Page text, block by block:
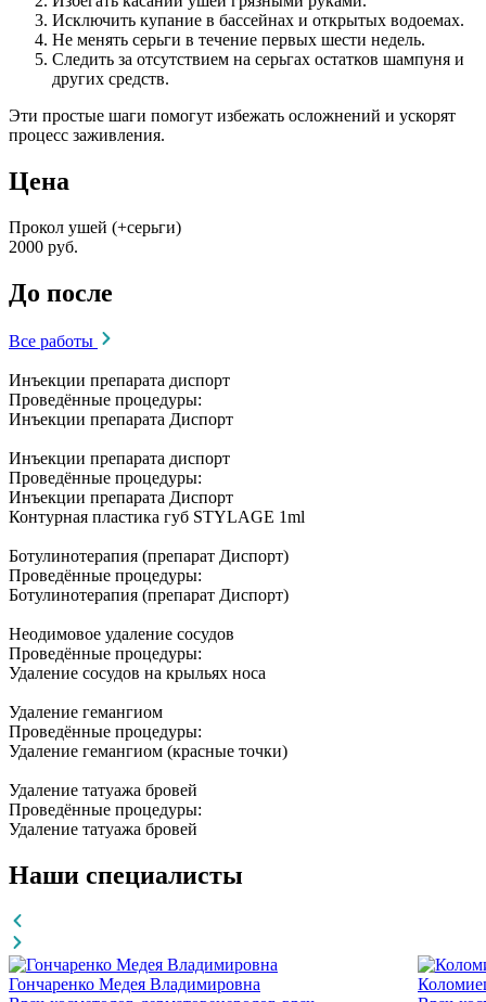
Исключить купание в бассейнах и открытых водоемах.
Не менять серьги в течение первых шести недель.
Следить за отсутствием на серьгах остатков шампуня и
других средств.
Эти простые шаги помогут избежать осложнений и ускорят
процесс заживления.
Цена
Прокол ушей (+серьги)
2000 руб.
До после
Все работы
Инъекции препарата диспорт
Проведённые процедуры:
Инъекции препарата Диспорт
Инъекции препарата диспорт
Проведённые процедуры:
Инъекции препарата Диспорт
Контурная пластика губ STYLAGE 1ml
Ботулинотерапия (препарат Диспорт)
Проведённые процедуры:
Ботулинотерапия (препарат Диспорт)
Неодимовое удаление сосудов
Проведённые процедуры:
Удаление сосудов на крыльях носа
Удаление гемангиом
Проведённые процедуры:
Удаление гемангиом (красные точки)
Удаление татуажа бровей
Проведённые процедуры:
Удаление татуажа бровей
Наши специалисты
Гончаренко Медея Владимировна